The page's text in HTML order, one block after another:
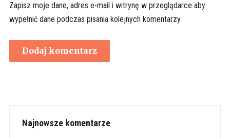
Zapisz moje dane, adres e-mail i witrynę w przeglądarce aby
wypełnić dane podczas pisania kolejnych komentarzy.
Najnowsze komentarze